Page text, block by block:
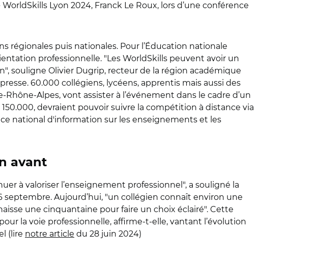
Lyon 2024, Franck Le Roux, lors d’une conférence
régionales puis nationales. Pour l’Éducation nationale
professionnelle. "Les WorldSkills peuvent avoir un
souligne Olivier Dugrip, recteur de la région académique
60.000 collégiens, lycéens, apprentis mais aussi des
Alpes, vont assister à l’événement dans le cadre d’un
devraient pouvoir suivre la compétition à distance via
national d'information sur les enseignements et les
avant
à valoriser l’enseignement professionnel", a souligné la
septembre. Aujourd’hui, "un collégien connaît environ une
une cinquantaine pour faire un choix éclairé". Cette
la voie professionnelle, affirme-t-elle, vantant l’évolution
(lire notre article du 28 juin 2024)